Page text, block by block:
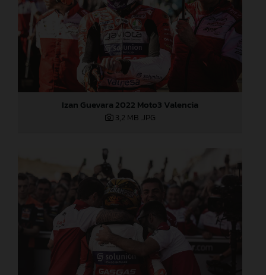
Izan Guevara 2022 Moto3 Valencia
3,2 MB .JPG